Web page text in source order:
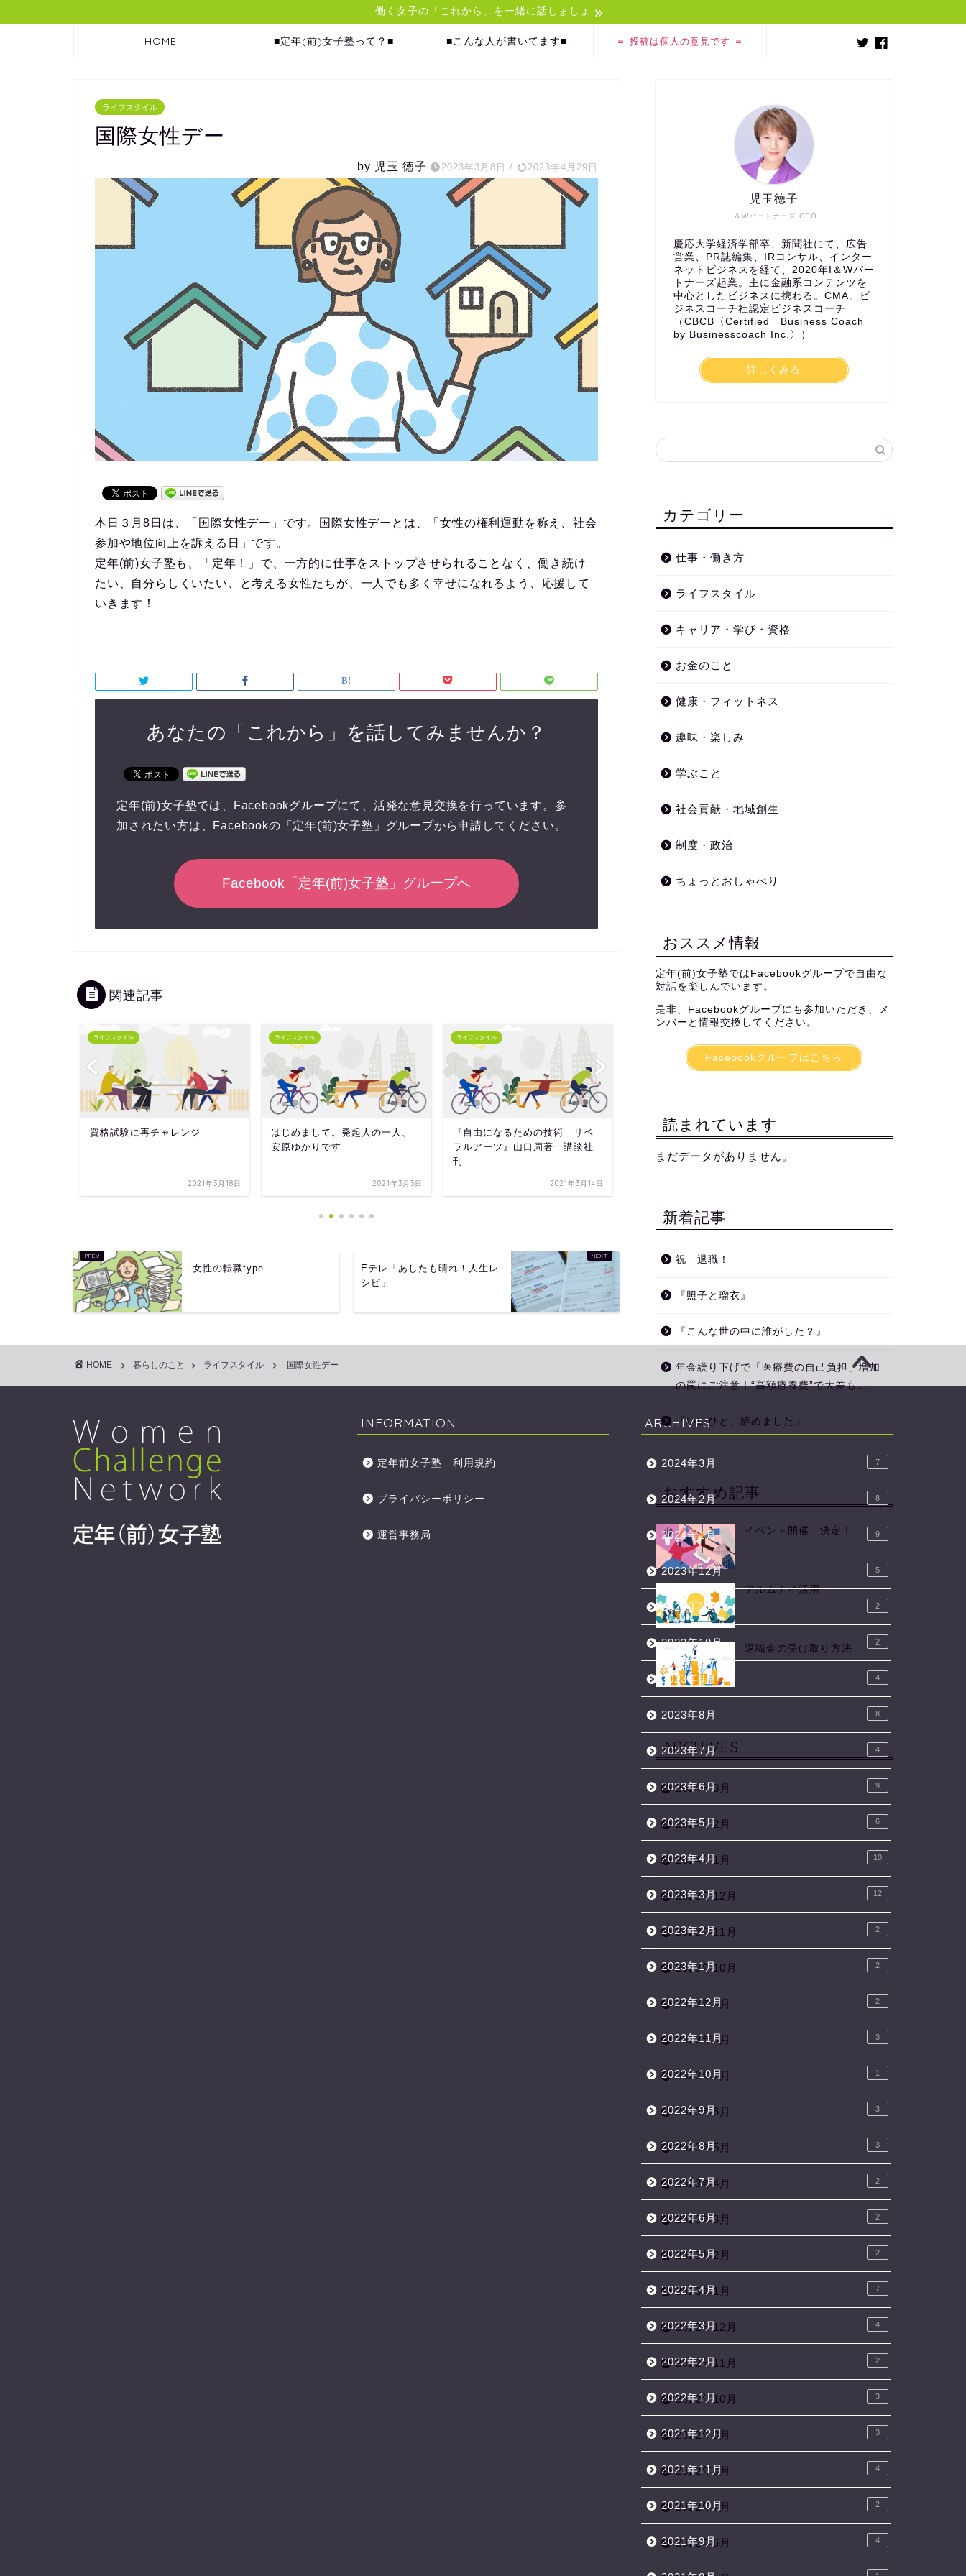
働く女子の「これから」を一緒に話しましょ
HOME ■定年(前)女子塾って？■ ■こんな人が書いてます■ ＝ 投稿は個人の意見です ＝
ライフスタイル
国際女性デー
by 児玉 徳子 2023年3月8日 / 2023年4月29日
本日３月8日は、「国際女性デー」です。国際女性デーとは、「女性の権利運動を称え、社会
参加や地位向上を訴える日」です。
定年(前)女子塾も、「定年！」で、一方的に仕事をストップさせられることなく、働き続け
たい、自分らしくいたい、と考える女性たちが、一人でも多く幸せになれるよう、応援して
いきます！
あなたの「これから」を話してみませんか？
定年(前)女子塾では、Facebookグループにて、活発な意見交換を行っています。参
加されたい方は、Facebookの「定年(前)女子塾」グループから申請してください。
Facebook「定年(前)女子塾」グループへ
関連記事
ライフスタイル
資格試験に再チャレンジ
2021年3月18日
ライフスタイル
はじめまして。発起人の一人、
安原ゆかりです
2021年3月3日
ライフスタイル
『自由になるための技術 リベ
ラルアーツ』山口周著 講談社
刊
2021年3月14日
「ライフシフト２」を読んで
女性の転職type
Eテレ「あしたも晴れ！人生レ
シピ」
I＆Wパートナーズ CEO
児玉徳子
慶応大学経済学部卒、新聞社にて、広告
営業、PR誌編集、IRコンサル、インター
ネットビジネスを経て、2020年I＆Wパー
トナーズ起業。主に金融系コンテンツを
中心としたビジネスに携わる。CMA。ビ
ジネスコーチ社認定ビジネスコーチ
（CBCB〈Certified Business Coach
by Businesscoach Inc.〉）
詳しくみる
カテゴリー
仕事・働き方
ライフスタイル
キャリア・学び・資格
お金のこと
健康・フィットネス
趣味・楽しみ
学ぶこと
社会貢献・地域創生
制度・政治
ちょっとおしゃべり
おススメ情報
定年(前)女子塾ではFacebookグループで自由な
対話を楽しんでいます。
是非、Facebookグループにも参加いただき、メ
ンバーと情報交換してください。
Facebookグループはこちら
読まれています
まだデータがありません。
新着記事
祝 退職！
『照子と瑠衣』
『こんな世の中に誰がした？』
年金繰り下げで「医療費の自己負担」増加
の罠にご注意！“高額療養費”で大差も…
「いいひと、辞めました」
おすすめ記事
イベント開催 決定！
アルムナイ活用
退職金の受け取り方法
ARCHIVES
2024年3月
2024年2月
2024年1月
2023年12月
2023年11月
2023年10月
2023年9月
2023年8月
2023年7月
2023年6月
2023年5月
2023年4月
2023年3月
2023年2月
2023年1月
2022年12月
2022年11月
2022年10月
2022年9月
2022年8月
2022年7月
2022年6月
HOME 暮らしのこと ライフスタイル 国際女性デー
INFORMATION
定年前女子塾 利用規約
プライバシーポリシー
運営事務局
ARCHIVES
2024年3月 7
2024年2月 8
2024年1月 9
2023年12月 5
2023年11月 2
2023年10月 2
2023年9月 4
2023年8月 8
2023年7月 4
2023年6月 9
2023年5月 6
2023年4月 10
2023年3月 12
2023年2月 2
2023年1月 2
2022年12月 2
2022年11月 3
2022年10月 1
2022年9月 3
2022年8月 3
2022年7月 2
2022年6月 2
2022年5月 2
2022年4月 7
2022年3月 4
2022年2月 2
2022年1月 3
2021年12月 3
2021年11月 4
2021年10月 2
2021年9月 4